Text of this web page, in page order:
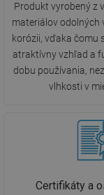
Produkt vyrobený z
materiálov odolných
korózii, vďaka čomu
atraktívny vzhľad a
dobu používania,
vlhkosti v
Certifikáty a